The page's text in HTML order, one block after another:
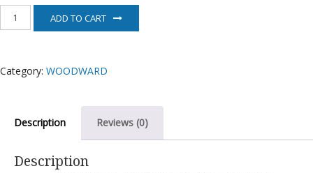
德
quantity
ADD TO CART
Category: WOODWARD
Description Reviews (0)
Description